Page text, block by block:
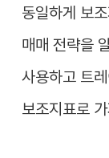
동일하게 보
매매 전략을
사용하고 트
보조지표로